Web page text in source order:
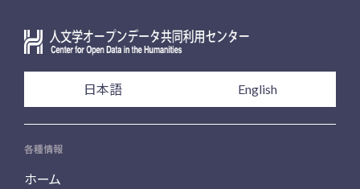
日本語 English
各種情報
ホーム